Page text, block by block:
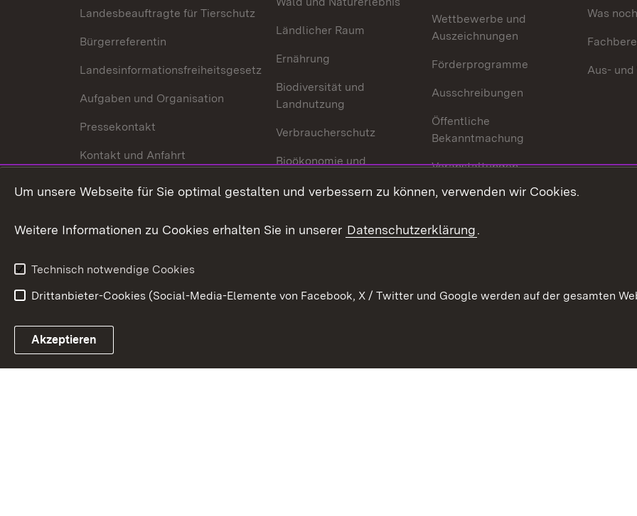
Landesbeauftragte für Tierschutz
Bürgerreferentin
Landesinformationsfreiheitsgesetz
Aufgaben und Organisation
Pressekontakt
Kontakt und Anfahrt
Ländlicher Raum
Ernährung
Biodiversität und
Landnutzung
Verbraucherschutz
Bioökonomie und
Wettbewerbe und
Auszeichnungen
Förderprogramme
Ausschreibungen
Öffentliche
Bekanntmachung
Veranstaltungen
Mediathek
Publikationen
Was
Aus-
Link zum Landesportal
Um unsere Webseite für Sie optimal gestalten und verbessern zu können, verwenden wir Cookies.
Weitere Informationen zu Cookies erhalten Sie in unserer Datenschutzerklärung.
Technisch notwendige Cookies
Drittanbieter-Cookies (Social-Media-Elemente von Facebook, X / Twitter und Google werden auf der gesamten
Akzeptieren